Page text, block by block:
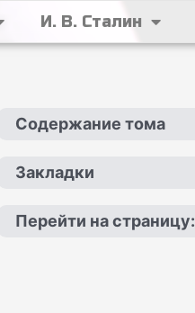
И. В. Сталин
Содержание тома
Закладки
Перейти на страницу: